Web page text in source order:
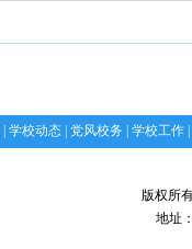
|学校动态 党风校务 |学校工作
版权所
地址